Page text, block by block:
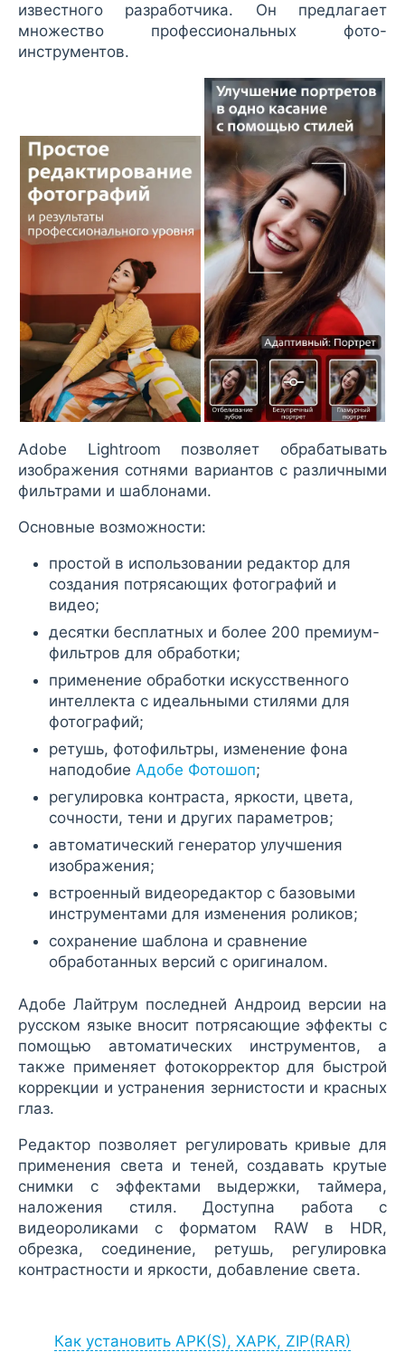
известного разработчика. Он предлагает
множество профессиональных фото-
инструментов.
Adobe Lightroom позволяет обрабатывать
изображения сотнями вариантов с различными
фильтрами и шаблонами.
Основные возможности:
простой в использовании редактор для
создания потрясающих фотографий и
видео;
десятки бесплатных и более 200 премиум-
фильтров для обработки;
применение обработки искусственного
интеллекта с идеальными стилями для
фотографий;
ретушь, фотофильтры, изменение фона
наподобие Адобе Фотошоп;
регулировка контраста, яркости, цвета,
сочности, тени и других параметров;
автоматический генератор улучшения
изображения;
встроенный видеоредактор с базовыми
инструментами для изменения роликов;
сохранение шаблона и сравнение
обработанных версий с оригиналом.
Адобе Лайтрум последней Андроид версии на
русском языке вносит потрясающие эффекты с
помощью автоматических инструментов, а
также применяет фотокорректор для быстрой
коррекции и устранения зернистости и красных
глаз.
Редактор позволяет регулировать кривые для
применения света и теней, создавать крутые
снимки с эффектами выдержки, таймера,
наложения стиля. Доступна работа с
видеороликами с форматом RAW в HDR,
обрезка, соединение, ретушь, регулировка
контрастности и яркости, добавление света.
Как установить APK(S), XAPK, ZIP(RAR)